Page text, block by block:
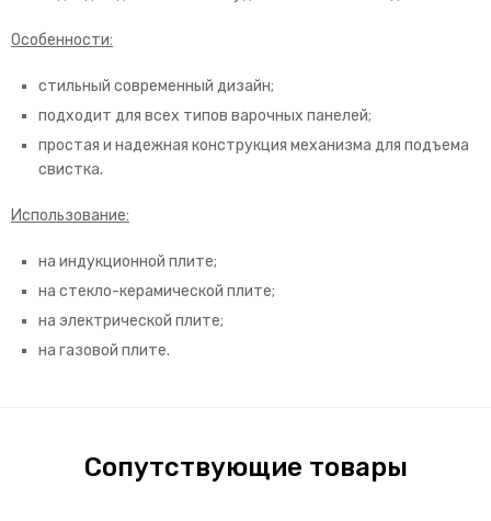
Особенности:
стильный современный дизайн;
подходит для всех типов варочных панелей;
простая и надежная конструкция механизма для подъема
свистка.
Использование:
на индукционной плите;
на стекло-керамической плите;
на электрической плите;
на газовой плите.
Сопутствующие товары